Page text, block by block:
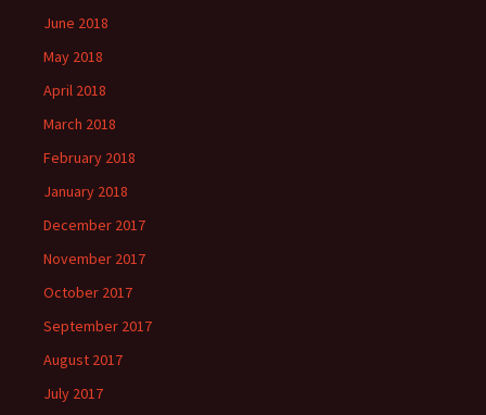
June 2018
May 2018
April 2018
March 2018
February 2018
January 2018
December 2017
November 2017
October 2017
September 2017
August 2017
July 2017